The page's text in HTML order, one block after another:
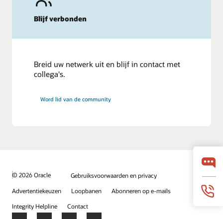
Blijf verbonden
Breid uw netwerk uit en blijf in contact met
collega's.
Word lid van de community
© 2026 Oracle
Gebruiksvoorwaarden en privacy
Advertentiekeuzen
Loopbanen
Abonneren op e-mails
Integrity Helpline
Contact